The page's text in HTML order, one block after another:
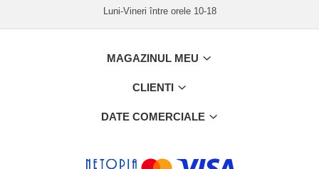
Luni-Vineri între orele 10-18
MAGAZINUL MEU
CLIENTI
DATE COMERCIALE